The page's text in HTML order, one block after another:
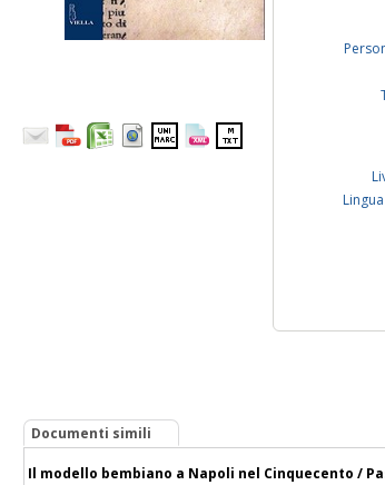
Documenti simili
Il modello bembiano a Napoli nel Cinquecento /